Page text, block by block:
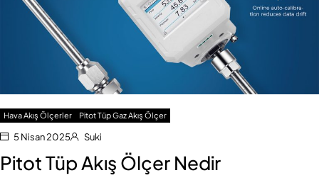
Hava Akış Ölçerler Pitot Tüp Gaz Akış Ölçer
5 Nisan 2025 Suki
Pitot Tüp Akış Ölçer Nedir